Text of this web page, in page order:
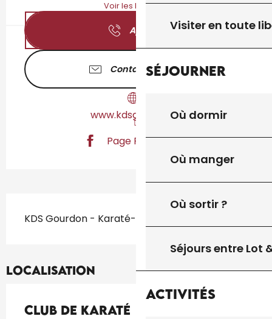
Visiter en toute
Séjourner
Où dormir
Où manger
Où sortir ?
Séjours entre Lot
Activités
Voir les horaires
Appeler
Contactez-nous
www.kdsgourdon.fr
Page Facebook
KDS Gourdon - Karaté-Do Shotokaï
Localisation
Club de Karaté